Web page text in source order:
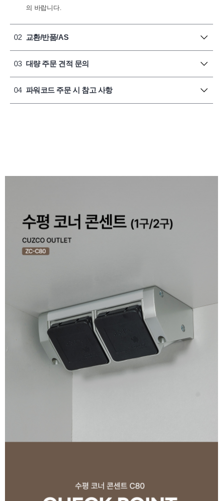
의 바랍니다.
02 교환/반품/AS
03 대량 주문 견적 문의
04 파워코드 주문 시 참고 사항